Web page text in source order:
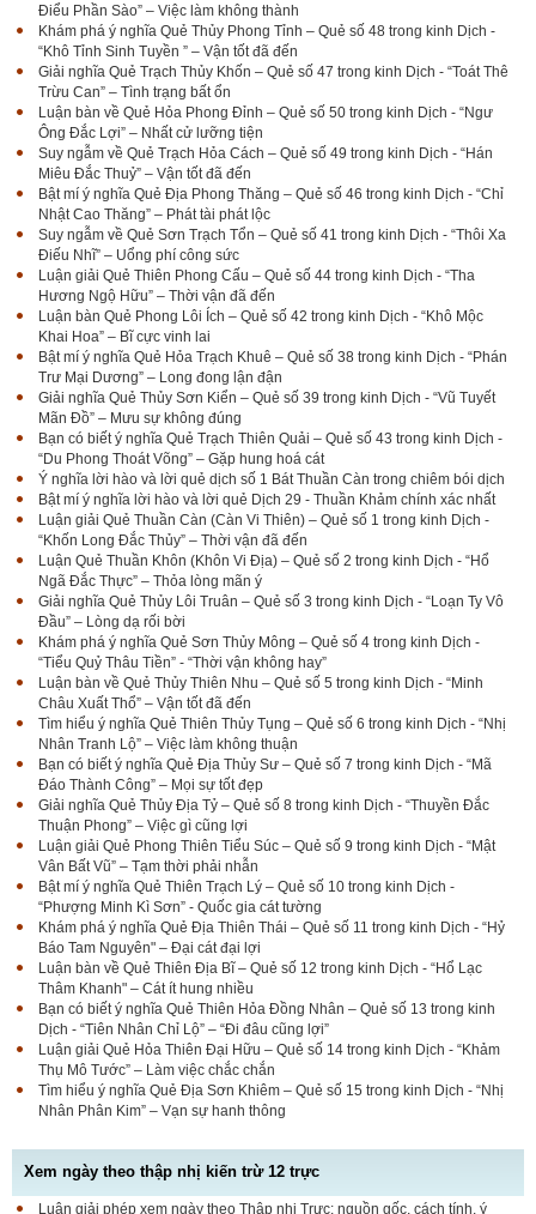
Điểu Phần Sào” – Việc làm không thành
Khám phá ý nghĩa Quẻ Thủy Phong Tỉnh – Quẻ số 48 trong kinh Dịch -
“Khô Tỉnh Sinh Tuyền ” – Vận tốt đã đến
Giải nghĩa Quẻ Trạch Thủy Khốn – Quẻ số 47 trong kinh Dịch - “Toát Thê
Trừu Can” – Tình trạng bất ổn
Luận bàn về Quẻ Hỏa Phong Đỉnh – Quẻ số 50 trong kinh Dịch - “Ngư
Ông Đắc Lợi” – Nhất cử lưỡng tiện
Suy ngẫm về Quẻ Trạch Hỏa Cách – Quẻ số 49 trong kinh Dịch - “Hán
Miêu Đắc Thuỷ” – Vận tốt đã đến
Bật mí ý nghĩa Quẻ Địa Phong Thăng – Quẻ số 46 trong kinh Dịch - “Chỉ
Nhật Cao Thăng” – Phát tài phát lộc
Suy ngẫm về Quẻ Sơn Trạch Tổn – Quẻ số 41 trong kinh Dịch - “Thôi Xa
Điếu Nhĩ” – Uổng phí công sức
Luận giải Quẻ Thiên Phong Cấu – Quẻ số 44 trong kinh Dịch - “Tha
Hương Ngộ Hữu” – Thời vận đã đến
Luận bàn Quẻ Phong Lôi Ích – Quẻ số 42 trong kinh Dịch - “Khô Mộc
Khai Hoa” – Bĩ cực vinh lai
Bật mí ý nghĩa Quẻ Hỏa Trạch Khuê – Quẻ số 38 trong kinh Dịch - “Phán
Trư Mại Dương” – Long đong lận đận
Giải nghĩa Quẻ Thủy Sơn Kiển – Quẻ số 39 trong kinh Dịch - “Vũ Tuyết
Mãn Đồ” – Mưu sự không đúng
Bạn có biết ý nghĩa Quẻ Trạch Thiên Quải – Quẻ số 43 trong kinh Dịch -
“Du Phong Thoát Võng” – Gặp hung hoá cát
Ý nghĩa lời hào và lời quẻ dịch số 1 Bát Thuần Càn trong chiêm bói dịch
Bật mí ý nghĩa lời hào và lời quẻ Dịch 29 - Thuần Khảm chính xác nhất
Luận giải Quẻ Thuần Càn (Càn Vi Thiên) – Quẻ số 1 trong kinh Dịch -
“Khốn Long Đắc Thủy” – Thời vận đã đến
Luận Quẻ Thuần Khôn (Khôn Vi Địa) – Quẻ số 2 trong kinh Dịch - “Hổ
Ngã Đắc Thực” – Thỏa lòng mãn ý
Giải nghĩa Quẻ Thủy Lôi Truân – Quẻ số 3 trong kinh Dịch - “Loạn Ty Vô
Đầu” – Lòng dạ rối bời
Khám phá ý nghĩa Quẻ Sơn Thủy Mông – Quẻ số 4 trong kinh Dịch -
“Tiểu Quỷ Thâu Tiền” - “Thời vận không hay”
Luận bàn về Quẻ Thủy Thiên Nhu – Quẻ số 5 trong kinh Dịch - “Minh
Châu Xuất Thổ” – Vận tốt đã đến
Tìm hiểu ý nghĩa Quẻ Thiên Thủy Tụng – Quẻ số 6 trong kinh Dịch - “Nhị
Nhân Tranh Lộ” – Việc làm không thuận
Bạn có biết ý nghĩa Quẻ Địa Thủy Sư – Quẻ số 7 trong kinh Dịch - “Mã
Đáo Thành Công” – Mọi sự tốt đẹp
Giải nghĩa Quẻ Thủy Địa Tỷ – Quẻ số 8 trong kinh Dịch - “Thuyền Đắc
Thuận Phong” – Việc gì cũng lợi
Luận giải Quẻ Phong Thiên Tiểu Súc – Quẻ số 9 trong kinh Dịch - “Mật
Vân Bất Vũ” – Tạm thời phải nhẫn
Bật mí ý nghĩa Quẻ Thiên Trạch Lý – Quẻ số 10 trong kinh Dịch -
“Phượng Minh Kì Sơn” - Quốc gia cát tường
Khám phá ý nghĩa Quẻ Địa Thiên Thái – Quẻ số 11 trong kinh Dịch - “Hỷ
Báo Tam Nguyên" – Đại cát đại lợi
Luận bàn về Quẻ Thiên Địa Bĩ – Quẻ số 12 trong kinh Dịch - “Hổ Lạc
Thâm Khanh" – Cát ít hung nhiều
Bạn có biết ý nghĩa Quẻ Thiên Hỏa Đồng Nhân – Quẻ số 13 trong kinh
Dịch - “Tiên Nhân Chỉ Lộ” – “Đi đâu cũng lợi”
Luận giải Quẻ Hỏa Thiên Đại Hữu – Quẻ số 14 trong kinh Dịch - “Khảm
Thụ Mô Tước” – Làm việc chắc chắn
Tìm hiểu ý nghĩa Quẻ Địa Sơn Khiêm – Quẻ số 15 trong kinh Dịch - “Nhị
Nhân Phân Kim” – Vạn sự hanh thông
Xem ngày theo thập nhị kiến trừ 12 trực
Luận giải phép xem ngày theo Thập nhị Trực: nguồn gốc, cách tính, ý